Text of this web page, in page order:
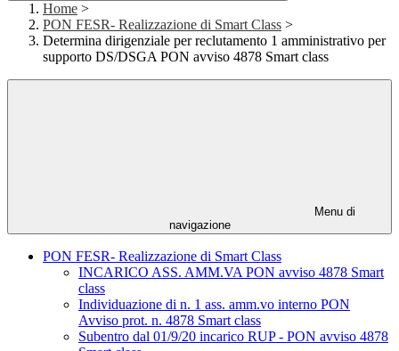
Home >
PON FESR- Realizzazione di Smart Class >
Determina dirigenziale per reclutamento 1 amministrativo per
supporto DS/DSGA PON avviso 4878 Smart class
Menu di
navigazione
PON FESR- Realizzazione di Smart Class
INCARICO ASS. AMM.VA PON avviso 4878 Smart
class
Individuazione di n. 1 ass. amm.vo interno PON
Avviso prot. n. 4878 Smart class
Subentro dal 01/9/20 incarico RUP - PON avviso 4878